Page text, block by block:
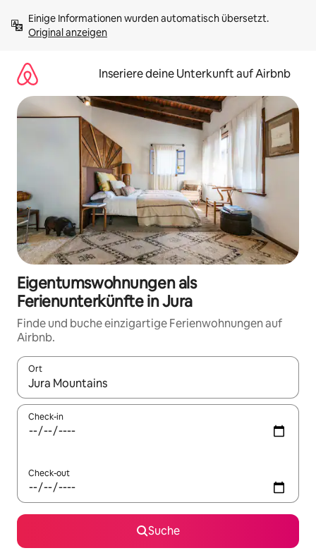
Inhalten
springenOriginal anzeigen
Inseriere deine Unterkunft auf Airbnb
Eigentumswohnungen als
Ferienunterkünfte in Jura
Finde und buche einzigartige Ferienwohnungen auf
Airbnb.
Ort
Wenn Ergebnisse verfügbar sind, navigiere mit den
Check-in
Check-out
Suche